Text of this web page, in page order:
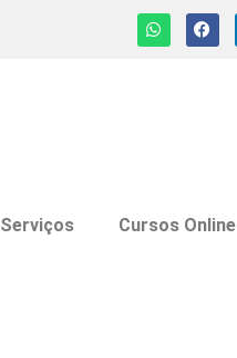
Serviços Cursos Online